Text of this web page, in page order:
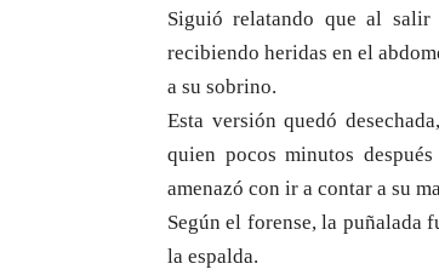
Siguió relatando que al
recibiendo heridas en el
a su sobrino.
Esta versión quedó
quien pocos minutos
amenazó con ir a contar a su
Según el forense, la puñalada
la espalda.